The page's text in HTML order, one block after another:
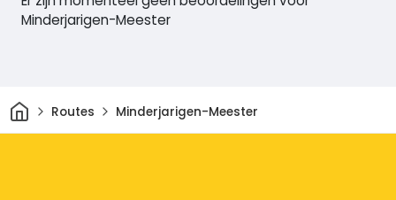
Minderjarigen-Meester
ThuisRoutes Minderjarigen-Meester